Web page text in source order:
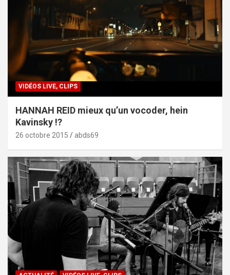
VIDÉOS LIVE, CLIPS
HANNAH REID mieux qu’un vocoder, hein
Kavinsky !?
26 octobre 2015 abds69